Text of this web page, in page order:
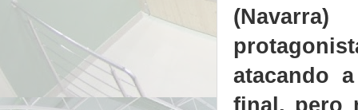
atacando
final, pero